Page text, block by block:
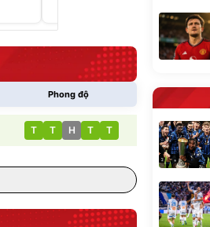
Phong độ
T T H T T